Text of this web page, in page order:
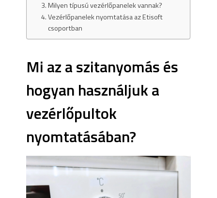
Milyen típusú vezérlőpanelek vannak?
Vezérlőpanelek nyomtatása az Etisoft
csoportban
Mi az a szitanyomás és
hogyan használjuk a
vezérlőpultok
nyomtatásában?